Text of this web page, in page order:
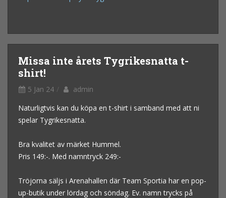
Missa inte årets Tygrikesnatta t-
shirt!
5 Jan 24
admin
Naturligtvis kan du köpa en t-shirt i samband med att ni
spelar Tygrikesnatta.
Bra kvalitet av märket Hummel.
Pris 149:-. Med namntryck 249:-
Tröjorna säljs i Arenahallen där Team Sportia har en pop-
up-butik under lördag och söndag. Ev. namn trycks på